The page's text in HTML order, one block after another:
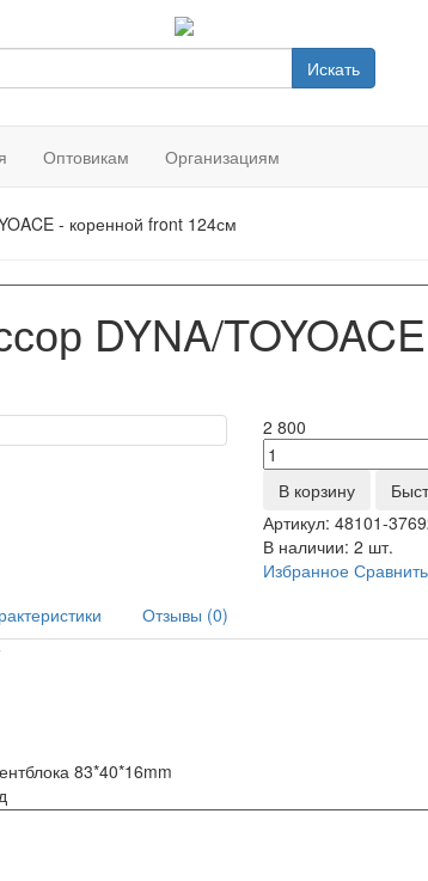
Искать
Оптовикам Организациям
- коренной front 124см
DYNA/
2 800
В корзину
Артикул:48101-
В наличии:2 шт.
Избранное Сравнить
Отзывы (0)
83*40*16mm